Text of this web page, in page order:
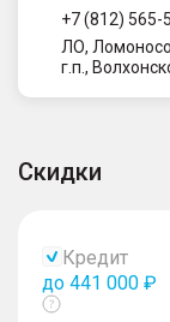
+7 (812) 565-
ЛО,
г.п.,
Скидки
Кредит
до 441 000 ₽
Показать